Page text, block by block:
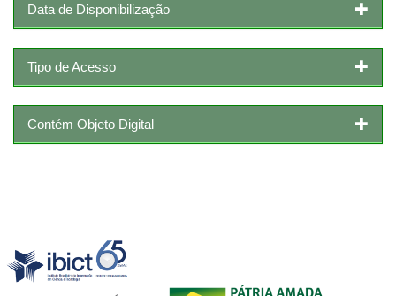
Data de Disponibilização
Tipo de Acesso
Contém Objeto Digital